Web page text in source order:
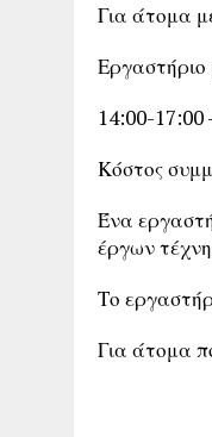
Για άτομα
14:00-17:00
Κόστος
Ένα
έργων
Το
Για άτομα